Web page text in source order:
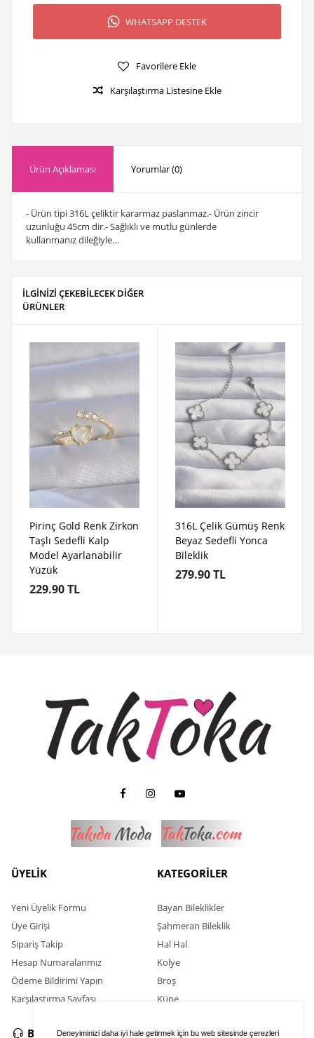
Deneyiminizi daha iyi hale getirmek için bu web sitesinde çerezleri
WHATSAPP DESTEK
Favorilere Ekle
Karşılaştırma Listesine Ekle
Ürün Açıklaması Yorumlar (0)
- Ürün tipi 316L çeliktir kararmaz paslanmaz.- Ürün zincir
uzunluğu 45cm dir.- Sağlıklı ve mutlu günlerde
kullanmanız dileğiyle…
İLGİNİZİ ÇEKEBİLECEK DİĞER
ÜRÜNLER
Pirinç Gold Renk Zirkon
Taşlı Sedefli Kalp
Model Ayarlanabilir
Yüzük
229.90 TL
316L Çelik Gümüş Renk
Beyaz Sedefli Yonca
Bileklik
279.90 TL
ÜYELİK
Yeni Üyelik Formu
Üye Girişi
Sipariş Takip
Hesap Numaralarımız
Ödeme Bildirimi Yapın
Karşılaştırma Sayfası
KATEGORİLER
Bayan Bileklikler
Şahmeran Bileklik
Hal Hal
Kolye
Broş
Küpe
BİZE ULAŞIN SOSYAL MEDYA